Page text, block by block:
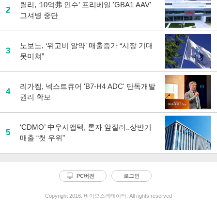
2
릴리, ‘10억弗 인수’ 프리베일 'GBA1 AAV'
고셔병 중단
3
노보노, ‘위고비 알약’ 매출증가 “시장 기대
못미쳐”
4
리가켐, 넥스트큐어 'B7-H4 ADC' 단독개발
권리 확보
5
‘CDMO’ 中우시앱텍, 론자 앞질러..상반기
매출 “첫 우위”
PC버전 로그인
Copyright 2016. 바이오스펙테이터. All rights reserved